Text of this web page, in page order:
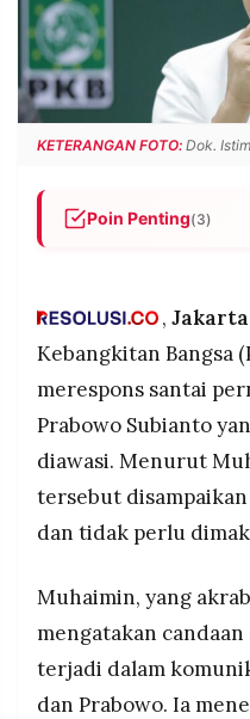
INFORMASI
PRIVACY
POLICY
BERITA
WARGA
INFORMASI
IKLAN
KIRIM
TULISAN
SERVICE
IKUTI
KAMI
MEDIA
PRAMUDITA
©
KETERANGAN FOTO: Dok.
Poin Penting(3)
Ucapan tersebut
Kabinet Merah
PKB menegaskan
masalah.
, Jakarta
Kebangkitan Bangsa
merespons santai
Prabowo Subianto
diawasi. Menurut
tersebut
dan tidak perlu
Muhaimin, yang
mengatakan
terjadi dalam
dan Prabowo. Ia